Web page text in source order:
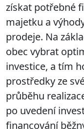
získat potřebné
majetku a
prodeje. Na
obec vybrat
investice, a tím
prostředky ze
průběhu
po uvedení
financování